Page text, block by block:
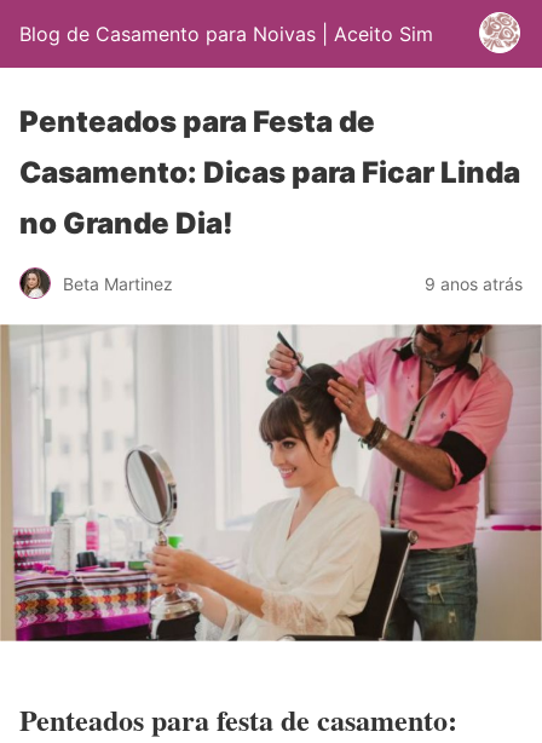
Blog de Casamento para Noivas | Aceito Sim
Penteados para Festa de
Casamento: Dicas para Ficar Linda
no Grande Dia!
Beta Martinez 9 anos atrás
Penteados para festa de casamento: